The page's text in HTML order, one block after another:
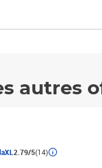
autres
2.79/5(14)